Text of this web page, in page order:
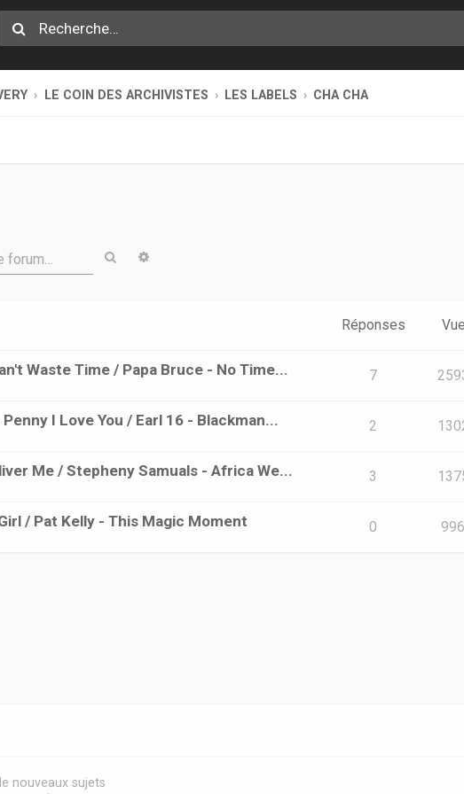
LE COIN DES ARCHIVISTES LES LABELS CHA CHA
forum… Rechercher
Réponses
Waste Time / Papa Bruce - No Time... 7
I Love You / Earl 16 - Blackman... 2
Me / Stepheny Samuals - Africa We... 3
/ Pat Kelly - This Magic Moment 0
nouveaux sujets